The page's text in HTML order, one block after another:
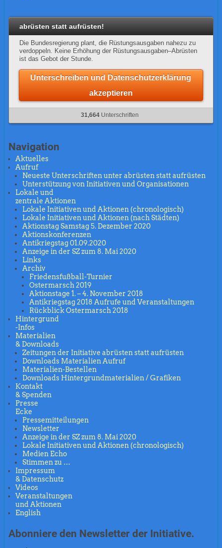
abrüsten statt aufrüsten!
Die Bundesregierung plant, die Rüstungsausgaben nahezu zu
verdoppeln. Keine Erhöhung der Rüstungsausgaben–Abrüsten
ist das Gebot der Stunde.
Unterschreiben und Datenschutzerklärung
akzeptieren
31,664 Unterschriften
Navigation
Aktuelles
Aufruf
Neueste Unterschriften unter abrüsten statt aufrüsten
Unterstützung von Initiativen und Organisationen
Lokale und
zentrale Aktionen
Lokale Initiativen und Aktionen (chronologisch)
Lokale Initiativen und Aktionen (nach Städten)
Aktionstag Samstag 5. Dezember 2020
Aktionskonferenzen
Antikriegstag 01.09.2020
Anzeige in der SZ zum 8. Mai 2020
Links
Archiv
Friedensfußball-Turnier
Ostermarsch 2019
Aktionstage 1. – 4. November 2018
Antikriegstag 2018 Aufrufe und Veranstaltungen
Rückblick Ostermarsch 2018
Hintergrund
-Infos
Materialien
& Downloads
Zeitungen der Initiative abrüsten statt aufrüsten
Downloads Materialien Aufruf
Materialien-Bestellen
Downloads Hintergrundmaterialien / Grafiken
Kontakt
& Spenden
Presse
Ecke
Pressemitteilungen
Newsletter
Anzeige in der SZ zum 8. Mai 2020
Lokale Initiativen und Aktionen (chronologisch)
Medien Echo
Stimmen zu …
Impressum
& Datenschutz
Videos
Veranstaltungen
und Aktionen
English
Abonniere den Newsletter der Initiative.